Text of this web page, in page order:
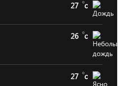
27 c
26 c
27 c